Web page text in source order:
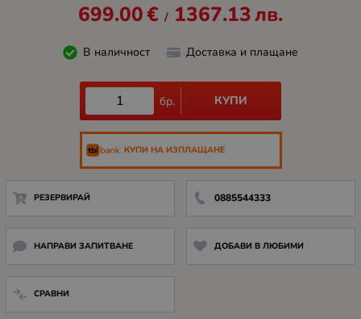
699.00€ / 1367.13лв.
В наличност Доставка и плащане
бр. КУПИ
КУПИ НА ИЗПЛАЩАНЕ
РЕЗЕРВИРАЙ 0885544333
НАПРАВИ ЗАПИТВАНЕ ДОБАВИ В ЛЮБИМИ
СРАВНИ